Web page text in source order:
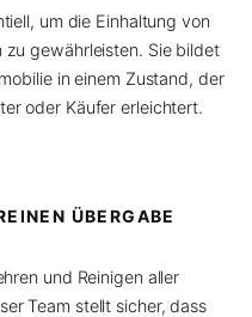
um die Einhaltung von
gewährleisten. Sie bildet
in einem Zustand, der
oder Käufer erleichtert.
ÜBERGABE
und Reinigen aller
Team stellt sicher, dass